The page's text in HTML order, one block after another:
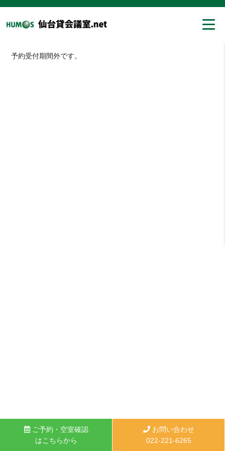
ご予約・空室確認
はこちらから
お問い合わせ
022-221-6265
予約受付期間外です。